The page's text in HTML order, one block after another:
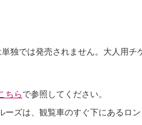
独では発売されません。大人用
ちらで参照してください。
ーズは、観覧車のすぐ下にあるロ